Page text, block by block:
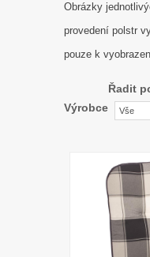
Obrázky
provedení polstr
pouze k
Řadit
Výrobce Vše